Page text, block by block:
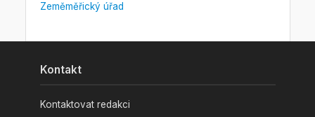
Zeměměřický úřad
Kontakt
Kontaktovat redakci